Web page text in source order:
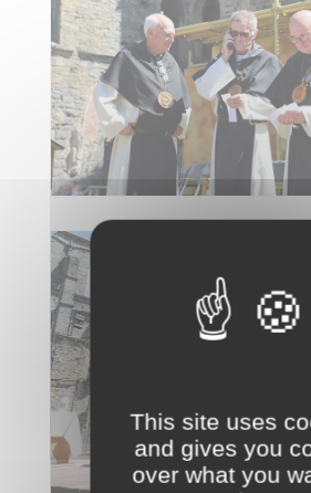
This site uses
and gives you
over what you